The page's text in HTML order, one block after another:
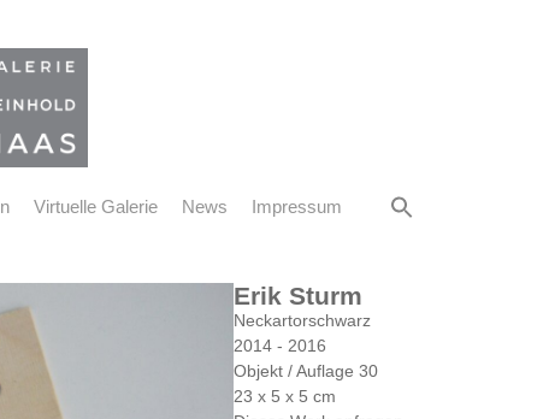
Virtuelle Galerie News Impressum
Erik Sturm
Neckartorschwarz
2014 - 2016
Objekt / Auflage 30
23 x 5 x 5 cm